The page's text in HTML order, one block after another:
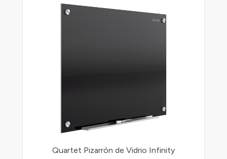
Quartet Pizarrón de Vidrio Infinity